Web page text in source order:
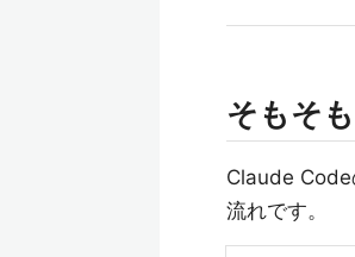
そもそ
Claude Code
流れです。